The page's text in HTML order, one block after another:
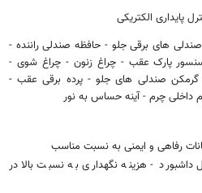
پایداری الکتریکی
های برقی جلو - حافظه صندلی راننده -
سنسور پارک عقب - چراغ زنون - چراغ شوی -
گرمکن صندلی های جلو - پرده برقی عقب -
داخلی چرم - آینه حساس به نور
رفاهی و ایمنی به نسبت مناسب
داشبورد - هزینه نگهداری به نسبت بالا در